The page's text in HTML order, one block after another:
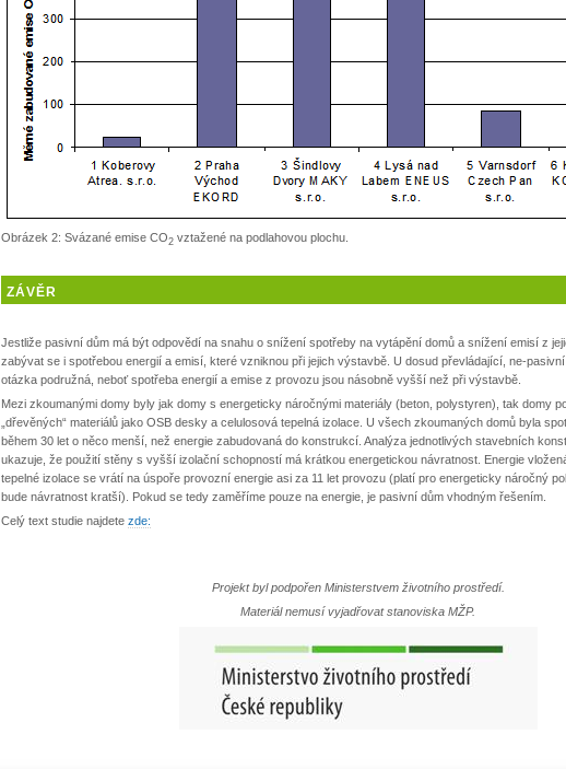
Obrázek 2: Svázané emise CO2 vztažené na podlahovou plochu.
ZÁVĚR
Jestliže pasivní dům má být odpovědí na snahu o snížení spotřeby na vytápění domů a snížení emisí z
zabývat se i spotřebou energií a emisí, které vzniknou při jejich výstavbě. U dosud převládající, ne-
otázka podružná, neboť spotřeba energií a emise z provozu jsou násobně vyšší než při výstavbě.
Mezi zkoumanými domy byly jak domy s energeticky náročnými materiály (beton, polystyren), tak domy
„dřevěných“ materiálů jako OSB desky a celulosová tepelná izolace. U všech zkoumaných domů byla
během 30 let o něco menší, než energie zabudovaná do konstrukcí. Analýza jednotlivých stavebních
ukazuje, že použití stěny s vyšší izolační schopností má krátkou energetickou návratnost. Energie
tepelné izolace se vrátí na úspoře provozní energie asi za 11 let provozu (platí pro energeticky náročný
bude návratnost kratší). Pokud se tedy zaměříme pouze na energie, je pasivní dům vhodným řešením.
Celý text studie najdete zde:
Projekt byl podpořen Ministerstvem životního prostředí.
Materiál nemusí vyjadřovat stanoviska MŽP.